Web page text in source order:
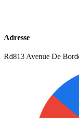
Adresse
Rd813 Avenue De